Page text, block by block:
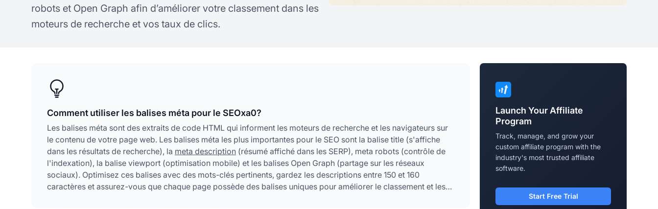
robots et Open Graph afin d’améliorer votre classement dans les
moteurs de recherche et vos taux de clics.
Comment utiliser les balises méta pour le SEOxa0?
Les balises méta sont des extraits de code HTML qui informent les moteurs de recherche et les navigateurs sur
le contenu de votre page web. Les balises méta les plus importantes pour le SEO sont la balise title (s'affiche
dans les résultats de recherche), la meta description (résumé affiché dans les SERP), meta robots (contrôle de
l'indexation), la balise viewport (optimisation mobile) et les balises Open Graph (partage sur les réseaux
sociaux). Optimisez ces balises avec des mots-clés pertinents, gardez les descriptions entre 150 et 160
caractères et assurez-vous que chaque page possède des balises uniques pour améliorer le classement et les
Launch Your Affiliate
Program
Track, manage, and grow your
custom affiliate program with the
industry's most trusted affiliate
software.
Start Free Trial